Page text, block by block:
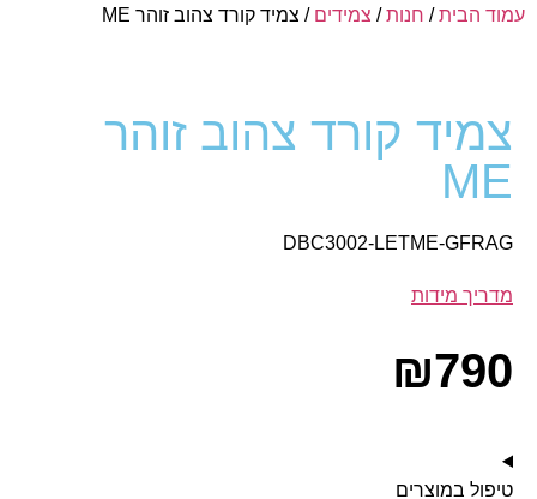
עמוד הבית/ חנות/ צמידים / צמיד קורד צהוב זוהר ME
צמיד קורד צהוב זוהר
ME
DBC3002-LETME-GFRAG
מדריך מידות
₪790
טיפול במוצרים